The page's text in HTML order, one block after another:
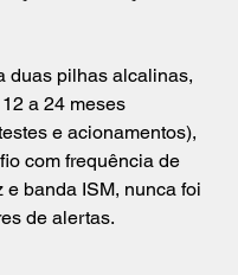
duas pilhas alcalinas,
a 24 meses
e acionamentos),
com frequência de
banda ISM, nunca foi
de alertas.